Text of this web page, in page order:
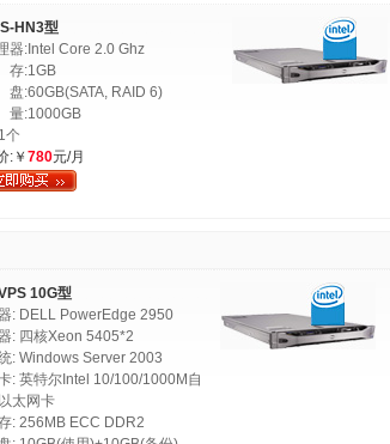
HN3型
器:Intel Core 2.0 Ghz
存:1GB
:60GB(SATA, RAID 6)
:1000GB
个
:￥ 780元/月
10G型
: DELL PowerEdge 2950
: 四核Xeon 5405*2
: Windows Server 2003
: 英特尔Intel 10/100/1000M自
太网卡
: 256MB ECC DDR2